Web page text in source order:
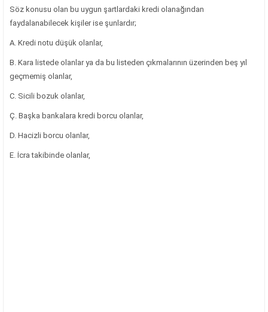
Söz konusu olan bu uygun şartlardaki kredi olanağından
faydalanabilecek kişiler ise şunlardır;
A. Kredi notu düşük olanlar,
B. Kara listede olanlar ya da bu listeden çıkmalarının üzerinden beş yıl
geçmemiş olanlar,
C. Sicili bozuk olanlar,
Ç. Başka bankalara kredi borcu olanlar,
D. Hacizli borcu olanlar,
E. İcra takibinde olanlar,